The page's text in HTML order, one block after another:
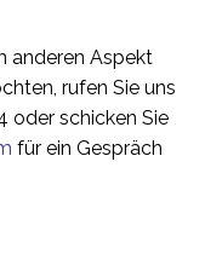
anderen Aspekt
rufen Sie uns
oder schicken Sie
für ein Gespräch